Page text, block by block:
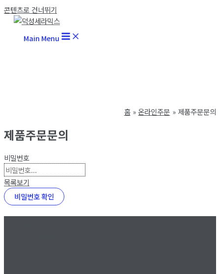
콘텐츠로 건너뛰기
Main Menu
홈 온라인주문 제품주문문의
제품주문문의
비밀번호
목록보기
비밀번호 확인